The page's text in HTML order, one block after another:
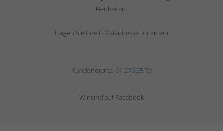
Neuheiten.
Tragen Sie Ihre E-Mailadresse unten ein.
Kundendienst: 01-270 25 79
Wir sind auf Facebook